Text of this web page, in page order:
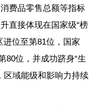
费品零售总额等指标
直接体现在国家级“榜
进位至第81位，国家
80位，并成功跻身“生
区域能级和影响力持续